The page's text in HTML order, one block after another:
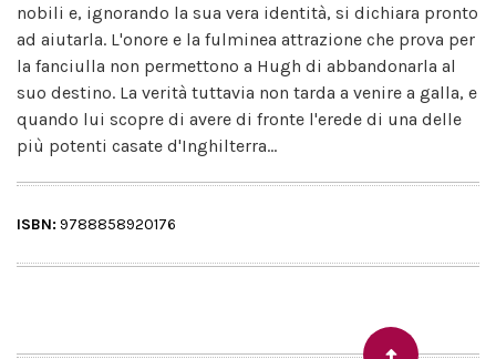
nobili e, ignorando la sua vera identità, si dichiara pronto
ad aiutarla. L'onore e la fulminea attrazione che prova per
la fanciulla non permettono a Hugh di abbandonarla al
suo destino. La verità tuttavia non tarda a venire a galla, e
quando lui scopre di avere di fronte l'erede di una delle
più potenti casate d'Inghilterra...
ISBN: 9788858920176